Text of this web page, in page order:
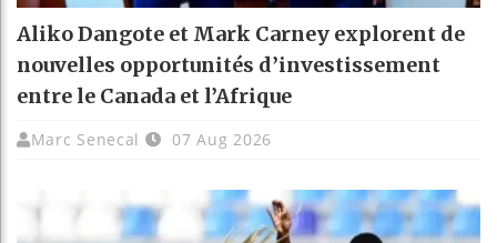
Aliko Dangote et Mark Carney explorent de
nouvelles opportunités d’investissement
entre le Canada et l’Afrique
Marc Senecal 07 Aug 2026